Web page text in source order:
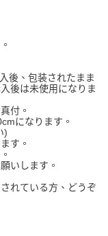
後、包装されたまま
後は未使用になりま
付。
になります。
)
す。
いします。
れている方、どうぞ